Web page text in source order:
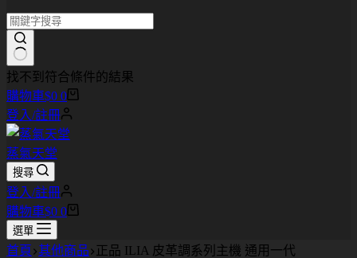
找不到符合條件的結果
購物車$0 0
登入/註冊
蒸氣天堂
搜尋
登入/註冊
購物車$0 0
選單
首頁 其他商品
正品 ILIA 皮革調系列主機 通用一代